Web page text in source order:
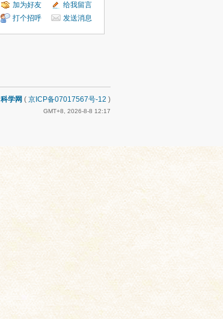
加为好友
给我留言
打个招呼
发送消息
科学网 ( 京ICP备07017567号-12 )
GMT+8, 2026-8-8 12:17